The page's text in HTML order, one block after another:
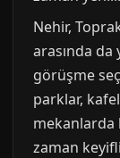
Nehir,
arasında da
görüşme
parklar,
mekanlarda
zaman